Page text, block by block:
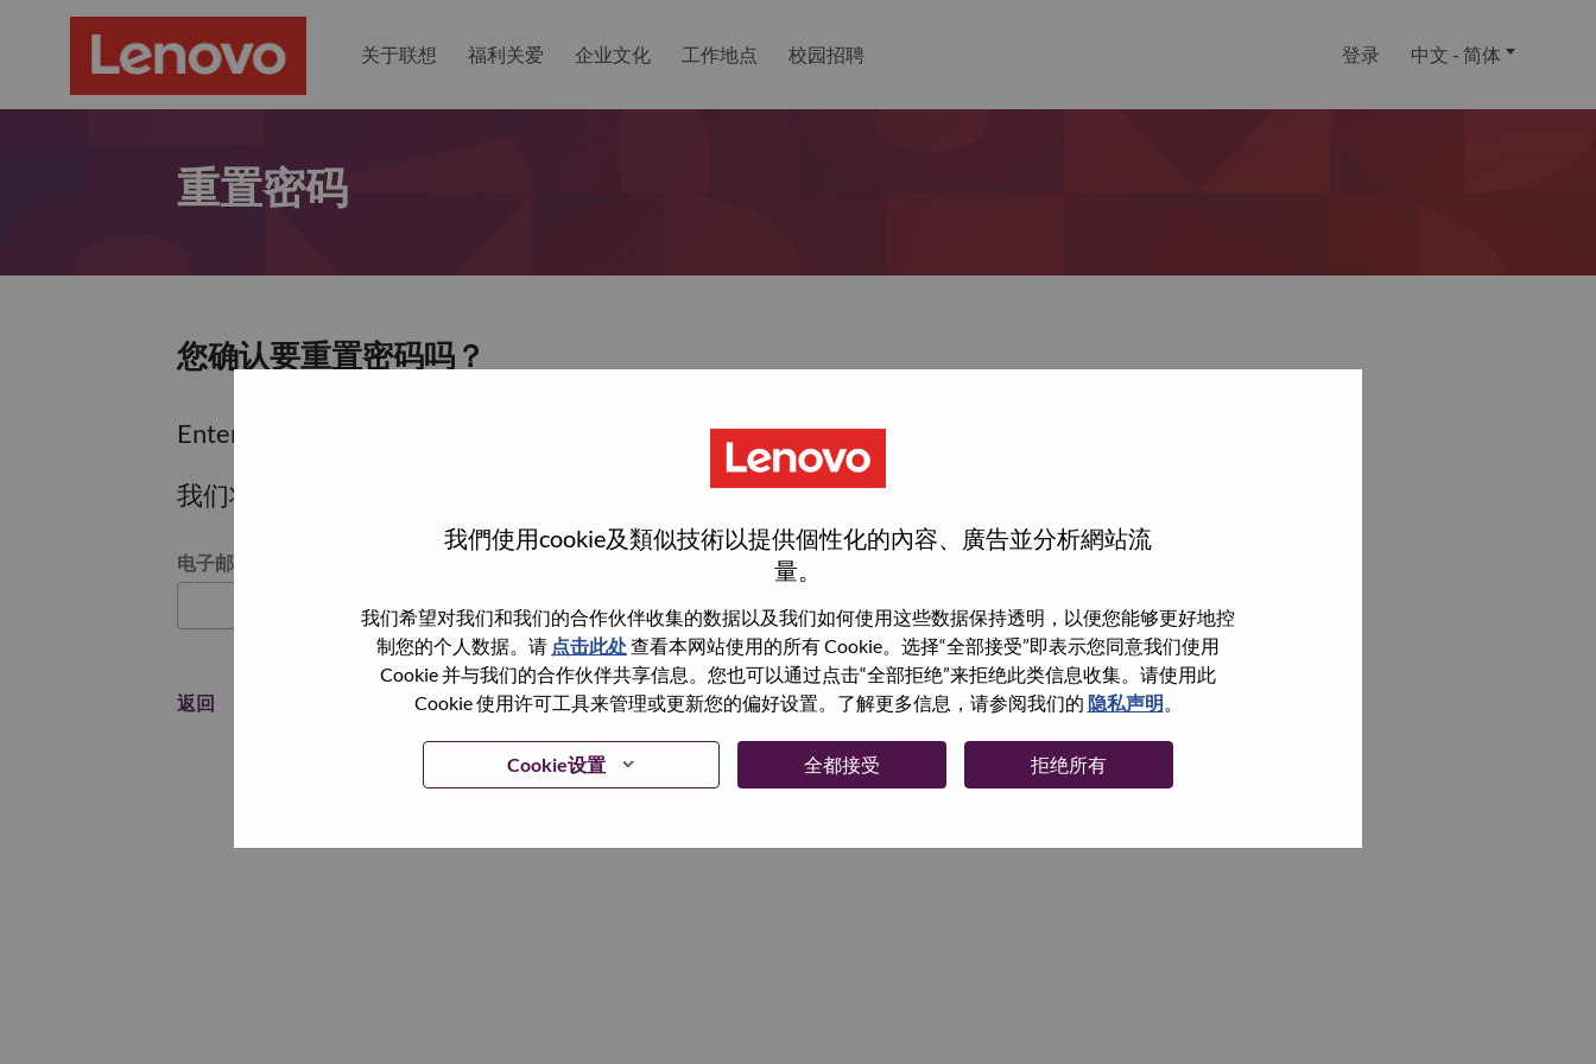
我們使用cookie及類似技術以提供個性化的內容、廣告並分析網站流
量。
我们希望对我们和我们的合作伙伴收集的数据以及我们如何使用这些数据保持透明，以便您能够更好地控
制您的个人数据。请 点击此处查看本网站使用的所有 Cookie。选择“全部接受”即表示您同意我们使用
Cookie 并与我们的合作伙伴共享信息。您也可以通过点击“全部拒绝”来拒绝此类信息收集。请使用此
Cookie 使用许可工具来管理或更新您的偏好设置。了解更多信息，请参阅我们的 隐私声明
Cookie设置 全都接受 拒绝所有
关于联想 福利关爱 企业文化 工作地点 校园招聘 登录 中文 - 简体
重置密码
您确认要重置密码吗？
Enter the email address associated with your account, then click "Continue".
我们将通过电子邮件向您发送一个链接以重置您的密码。
通过电子邮件重置密码
电子邮箱
继续
返回